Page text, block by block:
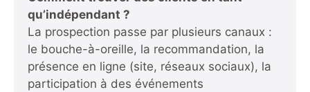
qu’indépendant ?
La prospection passe par plusieurs canaux :
le bouche-à-oreille, la recommandation, la
présence en ligne (site, réseaux sociaux), la
participation à des événements